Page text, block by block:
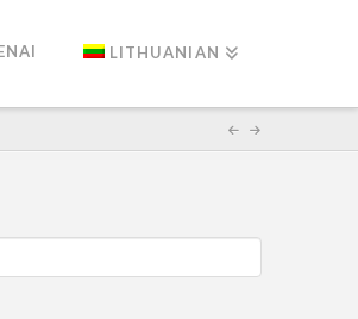
LITHUANIAN